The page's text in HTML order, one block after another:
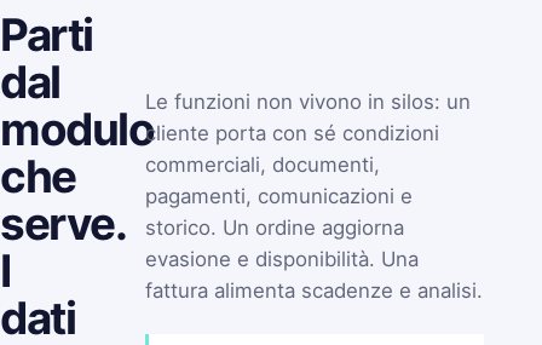
Parti
dal
modulo
che
serve.
I
dati
Le funzioni non vivono in silos: un
cliente porta con sé condizioni
commerciali, documenti,
pagamenti, comunicazioni e
storico. Un ordine aggiorna
evasione e disponibilità. Una
fattura alimenta scadenze e analisi.